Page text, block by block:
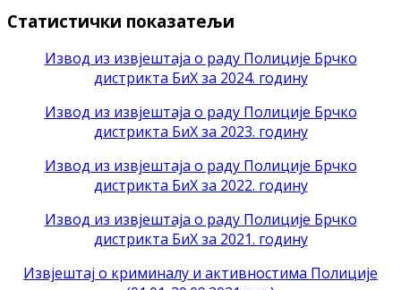
Статистички показатељи
Извод из извјештаја о раду Полиције Брчко
дистрикта БиХ за 2024. годину
Извод из извјештаја о раду Полиције Брчко
дистрикта БиХ за 2023. годину
Извод из извјештаја о раду Полиције Брчко
дистрикта БиХ за 2022. годину
Извод из извјештаја о раду Полиције Брчко
дистрикта БиХ за 2021. годину
Извјештај о криминалу и активностима Полиције